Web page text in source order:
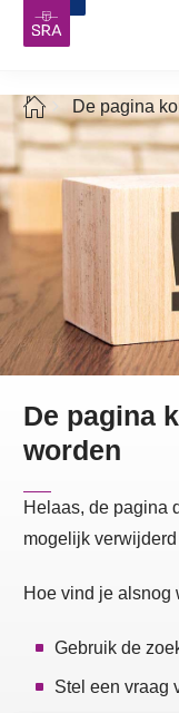
De pagina
De pagina
worden
Helaas, de pagina
mogelijk
Hoe vind je alsnog
Gebruik de
Stel een vraag